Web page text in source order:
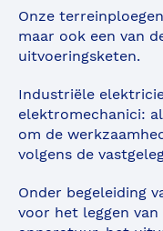
Onze
maar ook een van
uitvoeringsketen.
Industriële
elektromechanici:
om de
volgens de
Onder begeleiding
voor het leggen